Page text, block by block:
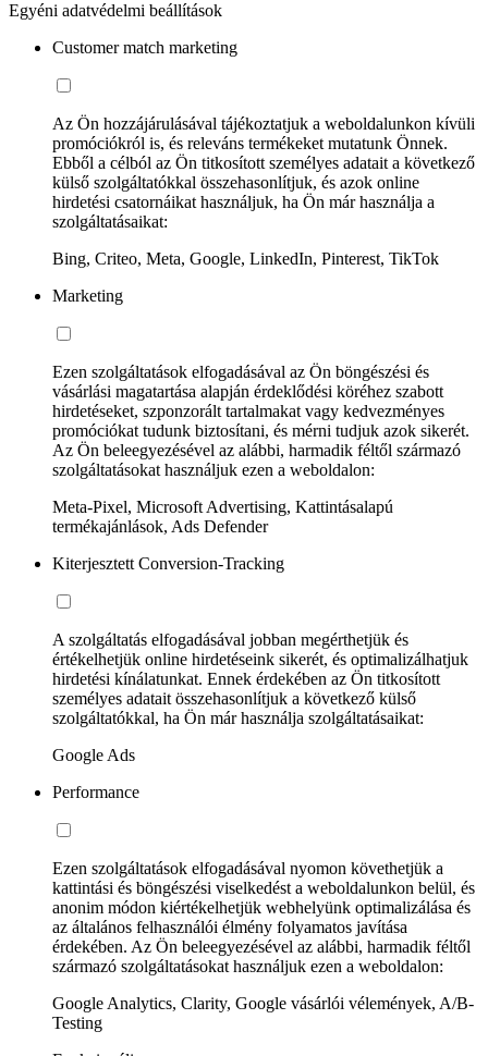
Egyéni adatvédelmi beállítások
Customer match marketing
Az Ön hozzájárulásával tájékoztatjuk a weboldalunkon kívüli
promóciókról is, és releváns termékeket mutatunk Önnek.
Ebből a célból az Ön titkosított személyes adatait a következő
külső szolgáltatókkal összehasonlítjuk, és azok online
hirdetési csatornáikat használjuk, ha Ön már használja a
szolgáltatásaikat:
Bing, Criteo, Meta, Google, LinkedIn, Pinterest, TikTok
Marketing
Ezen szolgáltatások elfogadásával az Ön böngészési és
vásárlási magatartása alapján érdeklődési köréhez szabott
hirdetéseket, szponzorált tartalmakat vagy kedvezményes
promóciókat tudunk biztosítani, és mérni tudjuk azok sikerét.
Az Ön beleegyezésével az alábbi, harmadik féltől származó
szolgáltatásokat használjuk ezen a weboldalon:
Meta-Pixel, Microsoft Advertising, Kattintásalapú
termékajánlások, Ads Defender
Kiterjesztett Conversion-Tracking
A szolgáltatás elfogadásával jobban megérthetjük és
értékelhetjük online hirdetéseink sikerét, és optimalizálhatjuk
hirdetési kínálatunkat. Ennek érdekében az Ön titkosított
személyes adatait összehasonlítjuk a következő külső
szolgáltatókkal, ha Ön már használja szolgáltatásaikat:
Google Ads
Performance
Ezen szolgáltatások elfogadásával nyomon követhetjük a
kattintási és böngészési viselkedést a weboldalunkon belül, és
anonim módon kiértékelhetjük webhelyünk optimalizálása és
az általános felhasználói élmény folyamatos javítása
érdekében. Az Ön beleegyezésével az alábbi, harmadik féltől
származó szolgáltatásokat használjuk ezen a weboldalon:
Google Analytics, Clarity, Google vásárlói vélemények, A/B-
Testing